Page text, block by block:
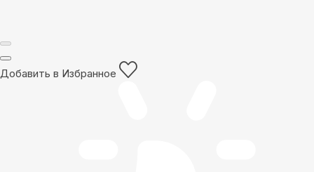
Добавить в Избранное